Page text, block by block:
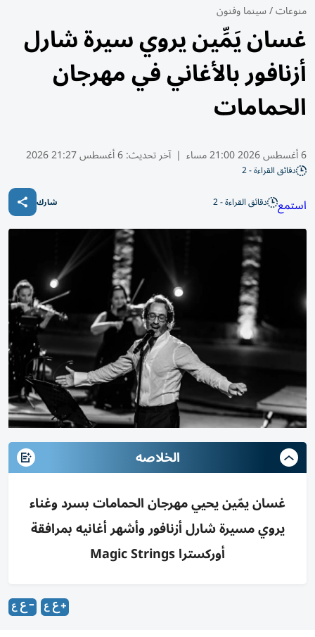
منوعات/سينما وفنون
غسان يَمِّين يروي سيرة شارل
أزنافور بالأغاني في مهرجان
الحمامات
6 أغسطس 2026 21:00 مساء | آخر تحديث:6 أغسطس 21:27 2026
دقائق القراءة - 2
استمع دقائق القراءة - 2 شارك
الخلاصه
غسان يمّين يحيي مهرجان الحمامات بسرد وغناء
يروي مسيرة شارل أزنافور وأشهر أغانيه بمرافقة
أوركسترا Magic Strings